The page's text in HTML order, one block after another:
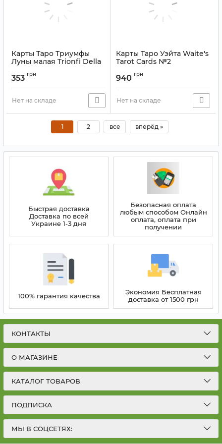
Карты Таро Триумфы
Луны малая Trionfi Della
Артикул:
353 грн
Нет на складе
Карты Таро Уэйта Waite's
Tarot Cards №2
940 грн
Нет на складе
1 2 все вперёд »
Быстрая доставка
Доставка по всей
Украине 1-3 дня
Безопасная оплата
любым способом Онлайн
оплата, оплата при
получении
100% гарантия качества
Экономия Бесплатная
доставка от 1500 грн
КОНТАКТЫ
О МАГАЗИНЕ
КАТАЛОГ ТОВАРОВ
ПОДПИСКА
МЫ В СОЦСЕТЯХ: